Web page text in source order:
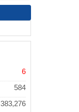
6
584
383,276